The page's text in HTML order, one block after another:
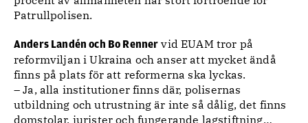
Patrullpolisen.
Anders Landén och Bo Renner vid EUAM tror på
reformviljan i Ukraina och anser att mycket ändå
finns på plats för att reformerna ska lyckas.
– Ja, alla institutioner finns där, polisernas
utbildning och utrustning är inte så dålig, det finns
domstolar, jurister och fungerande lagstiftning…